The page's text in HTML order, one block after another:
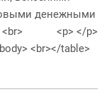
денежными
<br> <p> </p>
<br></table>